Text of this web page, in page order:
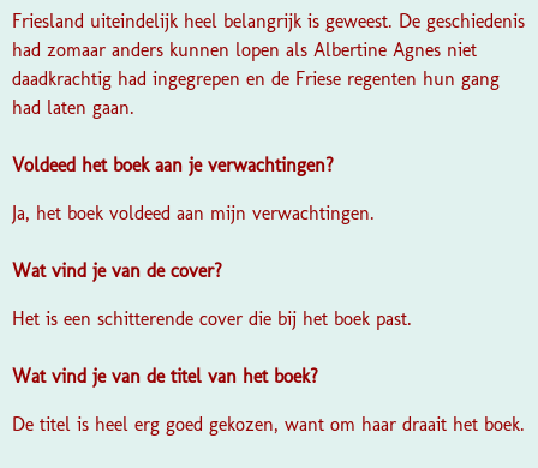
Friesland uiteindelijk heel belangrijk is geweest. De geschiedenis
had zomaar anders kunnen lopen als Albertine Agnes niet
daadkrachtig had ingegrepen en de Friese regenten hun gang
had laten gaan.
Voldeed het boek aan je verwachtingen?
Ja, het boek voldeed aan mijn verwachtingen.
Wat vind je van de cover?
Het is een schitterende cover die bij het boek past.
Wat vind je van de titel van het boek?
De titel is heel erg goed gekozen, want om haar draait het boek.